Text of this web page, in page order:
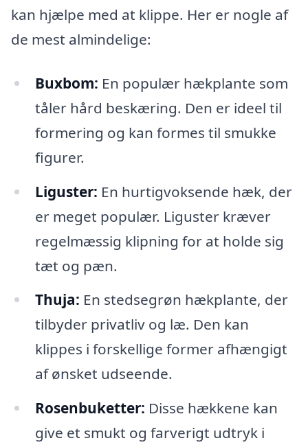
kan hjælpe med at klippe. Her er nogle af
de mest almindelige:
Buxbom: En populær hækplante som
tåler hård beskæring. Den er ideel til
formering og kan formes til smukke
figurer.
Liguster: En hurtigvoksende hæk, der
er meget populær. Liguster kræver
regelmæssig klipning for at holde sig
tæt og pæn.
Thuja: En stedsegrøn hækplante, der
tilbyder privatliv og læ. Den kan
klippes i forskellige former afhængigt
af ønsket udseende.
Rosenbuketter: Disse hækkene kan
give et smukt og farverigt udtryk i